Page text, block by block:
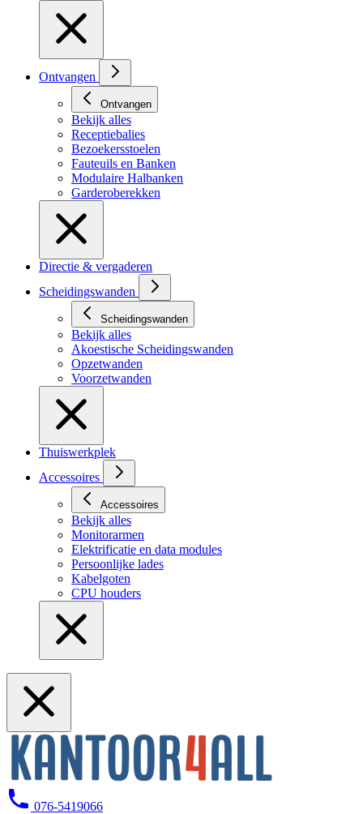
Ontvangen
Ontvangen
Bekijk alles
Receptiebalies
Bezoekersstoelen
Fauteuils en Banken
Modulaire Halbanken
Garderoberekken
Directie & vergaderen
Scheidingswanden
Scheidingswanden
Bekijk alles
Akoestische Scheidingswanden
Opzetwanden
Voorzetwanden
Thuiswerkplek
Accessoires
Accessoires
Bekijk alles
Monitorarmen
Elektrificatie en data modules
Persoonlijke lades
Kabelgoten
CPU houders
076-5419066